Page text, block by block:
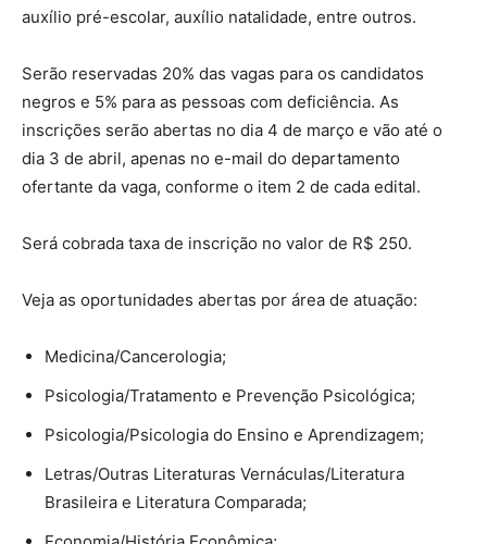
auxílio pré-escolar, auxílio natalidade, entre outros.
Serão reservadas 20% das vagas para os candidatos
negros e 5% para as pessoas com deficiência. As
inscrições serão abertas no dia 4 de março e vão até o
dia 3 de abril, apenas no e-mail do departamento
ofertante da vaga, conforme o item 2 de cada edital.
Será cobrada taxa de inscrição no valor de R$ 250.
Veja as oportunidades abertas por área de atuação:
Medicina/Cancerologia;
Psicologia/Tratamento e Prevenção Psicológica;
Psicologia/Psicologia do Ensino e Aprendizagem;
Letras/Outras Literaturas Vernáculas/Literatura
Brasileira e Literatura Comparada;